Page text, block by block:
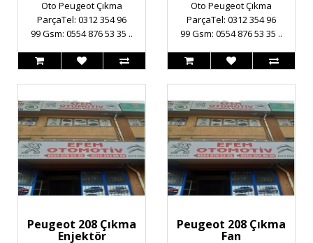
Oto Peugeot Çıkma
ParçaTel: 0312 354 96
99 Gsm: 0554 876 53 35 ..
Oto Peugeot Çıkma
ParçaTel: 0312 354 96
99 Gsm: 0554 876 53 35 ..
Peugeot 208 Çıkma
Enjektör
Peugeot 208 Çıkma
Fan